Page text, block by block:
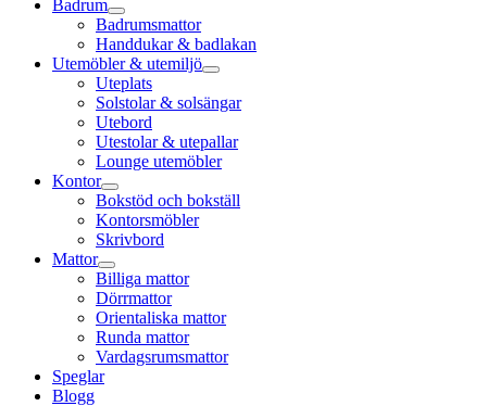
Badrum
Badrumsmattor
Handdukar & badlakan
Utemöbler & utemiljö
Uteplats
Solstolar & solsängar
Utebord
Utestolar & utepallar
Lounge utemöbler
Kontor
Bokstöd och bokställ
Kontorsmöbler
Skrivbord
Mattor
Billiga mattor
Dörrmattor
Orientaliska mattor
Runda mattor
Vardagsrumsmattor
Speglar
Blogg